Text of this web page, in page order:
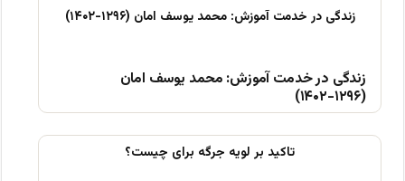
زندگی در خدمت آموزش: محمد یوسف امان
(۱۲۹۶-۱۴۰۲)